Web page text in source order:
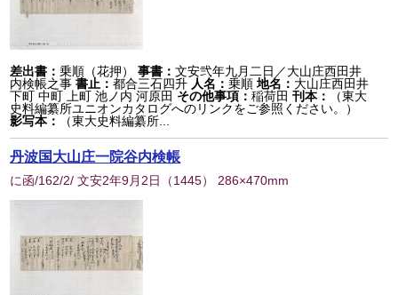
差出書：乗順（花押） 事書：文安弐年九月二日／大山庄西田井
内検帳之事書止：都合三石四升 人名：乗順 地名： 大山庄西田井
下町 中町 上町 池ノ内 河原田 その他事項：稲荷田 刊本：
（東大
史料編纂所ユニオンカタログへのリンクをご参照ください。）
影写本：
（東大史料編纂所...
丹波国大山庄一院谷内検帳
に函/162/2/ 文安2年9月2日 （1445） 286×470mm